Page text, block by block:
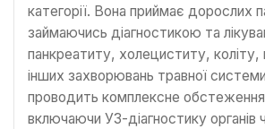
категорії. Вона приймає дорослих
займаючись діагностикою та
панкреатиту, холециститу, коліту,
інших захворювань травної
проводить комплексне обстеження
включаючи УЗ-діагностику органів